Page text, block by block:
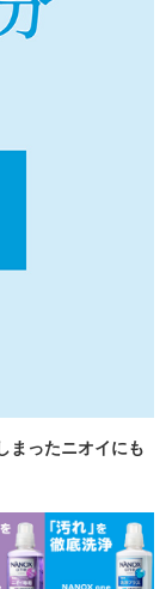
まったニオイにも